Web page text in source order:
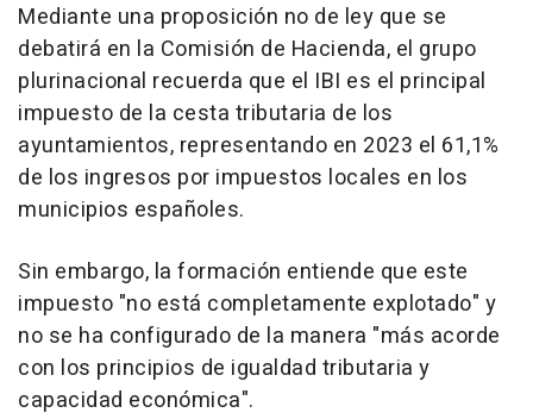
Mediante una proposición no de ley que se
debatirá en la Comisión de Hacienda, el grupo
plurinacional recuerda que el IBI es el principal
impuesto de la cesta tributaria de los
ayuntamientos, representando en 2023 el 61,1%
de los ingresos por impuestos locales en los
municipios españoles.
Sin embargo, la formación entiende que este
impuesto "no está completamente explotado" y
no se ha configurado de la manera "más acorde
con los principios de igualdad tributaria y
capacidad económica".